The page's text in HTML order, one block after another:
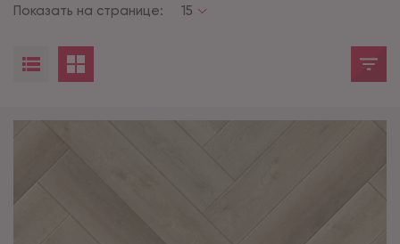
Показать на странице: 15